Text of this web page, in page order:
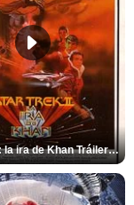
Star Trek II: la ira de Khan Tráiler VO